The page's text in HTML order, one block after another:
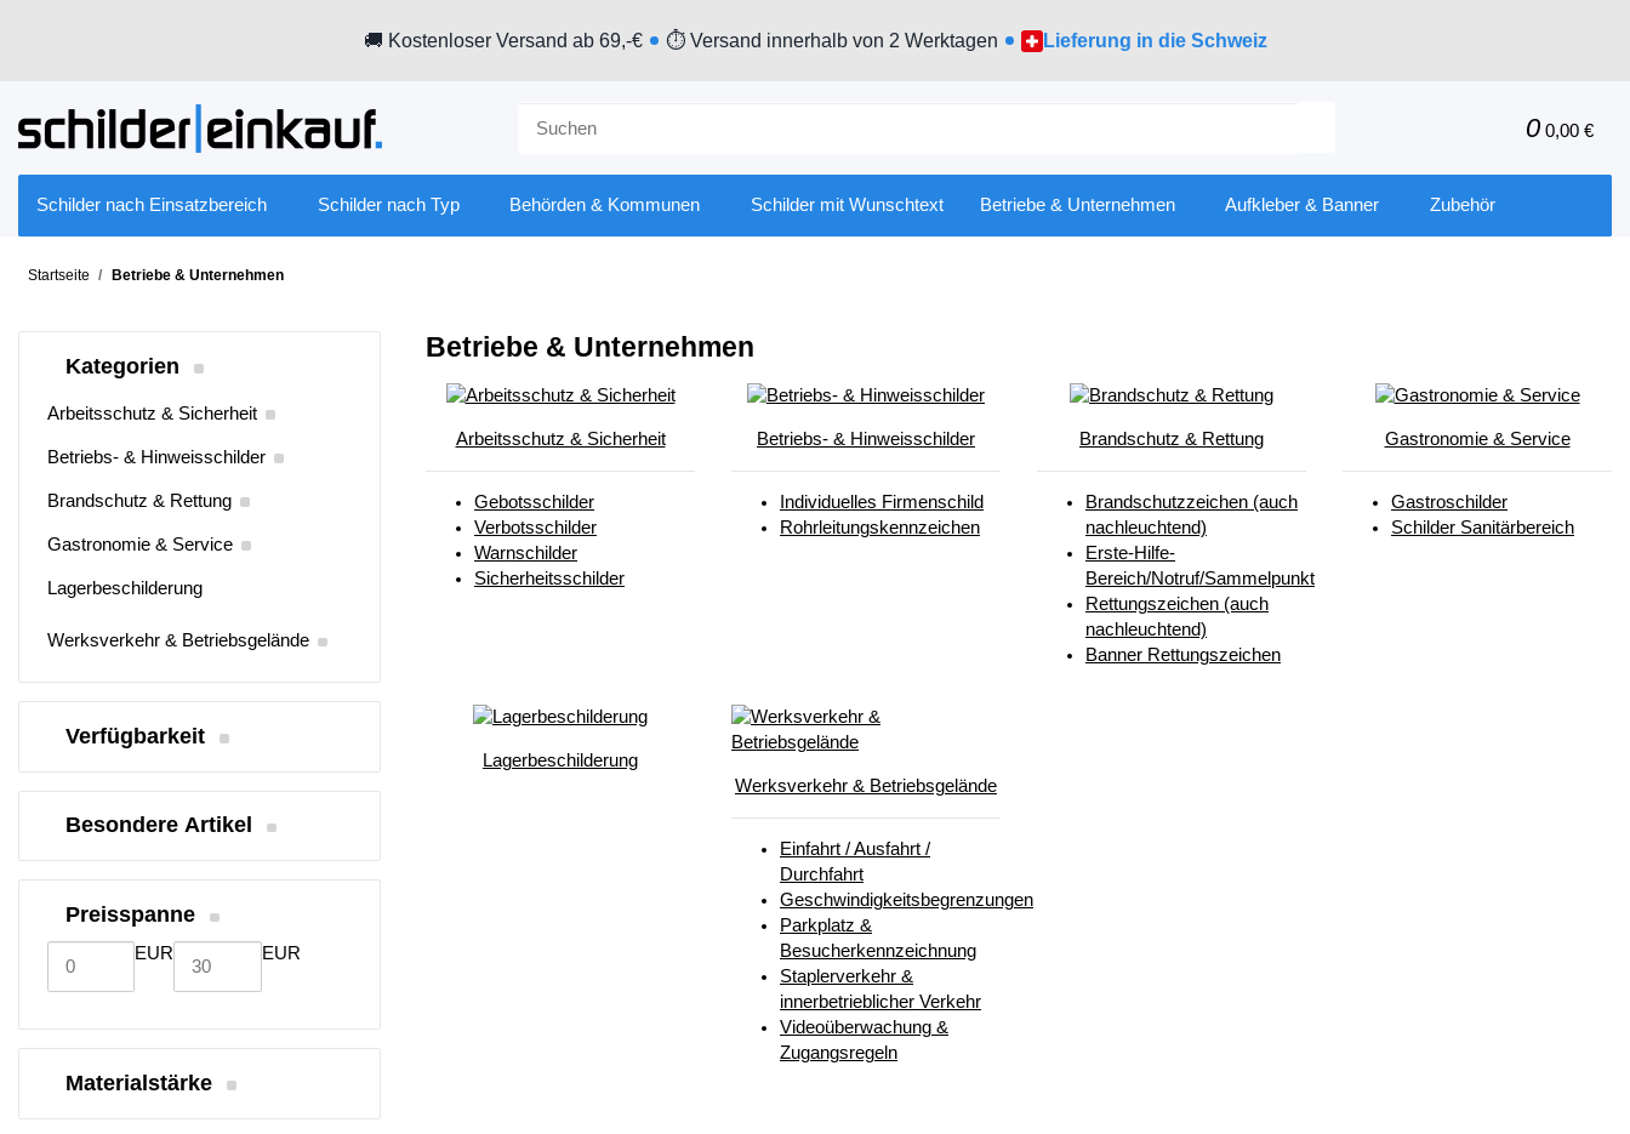
🚚 Kostenloser Versand ab 69,-€ ⏱ Versand innerhalb von 2 Werktagen Lieferung in die Schweiz
0 0,00 €
Schilder nach Einsatzbereich Schilder nach Typ Behörden & Kommunen Schilder mit Wunschtext Betriebe & Unternehmen Aufkleber & Banner Zubehör
Startseite Betriebe & Unternehmen
Betriebe & Unternehmen
Arbeitsschutz & Sicherheit
Gebotsschilder
Verbotsschilder
Warnschilder
Sicherheitsschilder
Betriebs- & Hinweisschilder
Individuelles Firmenschild
Rohrleitungskennzeichen
Brandschutz & Rettung
Brandschutzzeichen (auch
nachleuchtend)
Erste-Hilfe-
Bereich/Notruf/Sammelpunkt
Rettungszeichen (auch
nachleuchtend)
Banner Rettungszeichen
Gastronomie & Service
Gastroschilder
Schilder Sanitärbereich
Lagerbeschilderung
Werksverkehr & Betriebsgelände
Einfahrt / Ausfahrt /
Durchfahrt
Geschwindigkeitsbegrenzungen
Parkplatz &
Besucherkennzeichnung
Staplerverkehr &
innerbetrieblicher Verkehr
Videoüberwachung &
Zugangsregeln
Kategorien
Arbeitsschutz & Sicherheit
Betriebs- & Hinweisschilder
Brandschutz & Rettung
Gastronomie & Service
Lagerbeschilderung
Werksverkehr & Betriebsgelände
Verfügbarkeit
Besondere Artikel
Preisspanne
EUR EUR
Materialstärke